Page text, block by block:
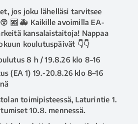
jos joku lähelläsi tarvitsee
🆘 🚑 Kaikille avoimilla EA-
kansalaistaitoja! Nappaa
koulutuspäivät 👇👇
8 h / 19.8.26 klo 8–16
(EA 1) 19.-20.8.26 klo 8–16
toimipisteessä, Laturintie 1.
10.8. mennessä.